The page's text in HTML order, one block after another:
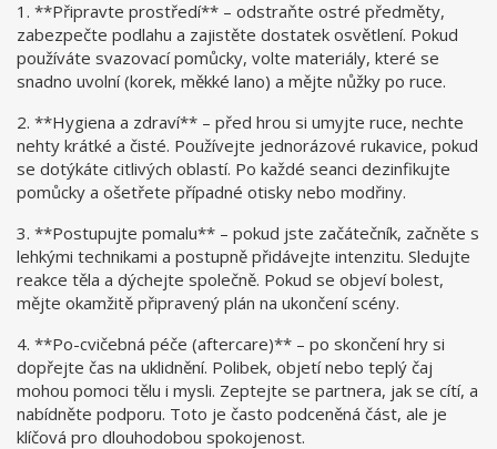
1. **Připravte prostředí** – odstraňte ostré předměty,
zabezpečte podlahu a zajistěte dostatek osvětlení. Pokud
používáte svazovací pomůcky, volte materiály, které se
snadno uvolní (korek, měkké lano) a mějte nůžky po ruce.
2. **Hygiena a zdraví** – před hrou si umyjte ruce, nechte
nehty krátké a čisté. Používejte jednorázové rukavice, pokud
se dotýkáte citlivých oblastí. Po každé seanci dezinfikujte
pomůcky a ošetřete případné otisky nebo modřiny.
3. **Postupujte pomalu** – pokud jste začátečník, začněte s
lehkými technikami a postupně přidávejte intenzitu. Sledujte
reakce těla a dýchejte společně. Pokud se objeví bolest,
mějte okamžitě připravený plán na ukončení scény.
4. **Po-cvičebná péče (aftercare)** – po skončení hry si
dopřejte čas na uklidnění. Polibek, objetí nebo teplý čaj
mohou pomoci tělu i mysli. Zeptejte se partnera, jak se cítí, a
nabídněte podporu. Toto je často podceněná část, ale je
klíčová pro dlouhodobou spokojenost.